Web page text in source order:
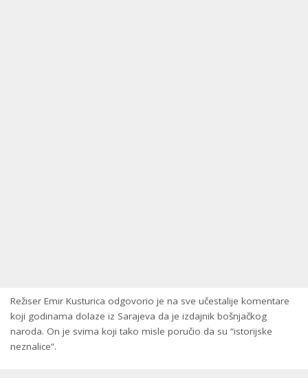
Režiser Emir Kusturica odgovorio je na sve učestalije komentare
koji godinama dolaze iz Sarajeva da je izdajnik bošnjačkog
naroda. On je svima koji tako misle poručio da su “istorijske
neznalice”.